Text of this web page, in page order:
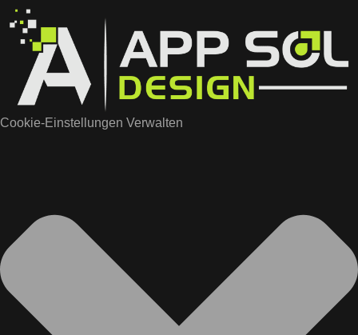
Cookie-Einstellungen Verwalten